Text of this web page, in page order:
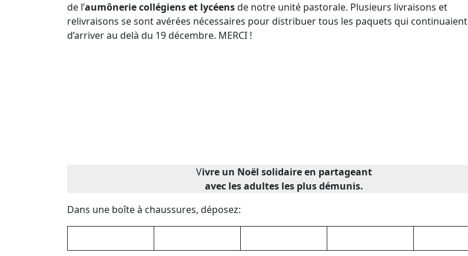
de l’aumônerie collégiens et lycéensde notre unité pastorale. Plusieurs livraisons et
relivraisons se sont avérées nécessaires pour distribuer tous les paquets qui continuaient
d’arriver au delà du 19 décembre. MERCI !
Vivre un Noël solidaire en partageant
avec les adultes les plus démunis.
Dans une boîte à chaussures, déposez: